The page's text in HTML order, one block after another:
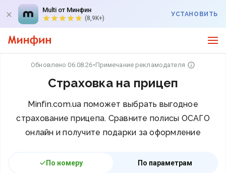
Multi от Минфин
(8,9K+)
УСТАНОВИТЬ
Обновлено 06.08.26•Примечание рекламодателя
Страховка на прицеп
Minfin.com.ua поможет выбрать выгодное
страхование прицепа. Сравните полисы ОСАГО
онлайн и получите подарки за оформление
По номеру По параметрам